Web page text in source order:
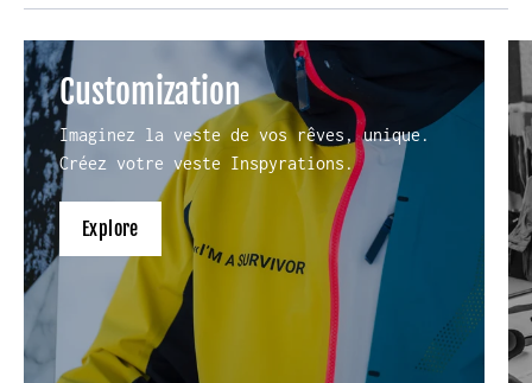
Customization
Imaginez la veste de vos rêves, unique.
Créez votre veste Inspyrations.
Explore